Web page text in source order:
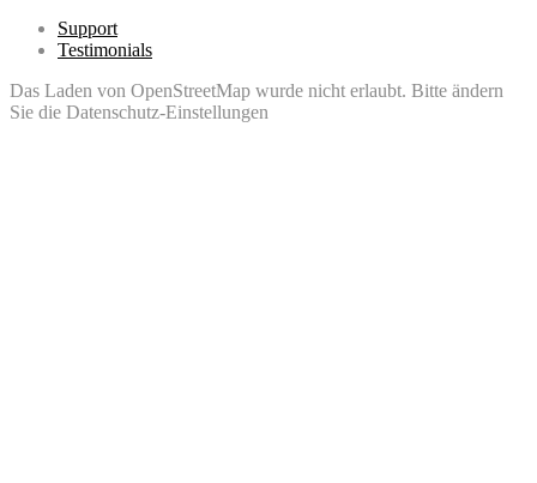
Support
Testimonials
Das Laden von OpenStreetMap wurde nicht erlaubt. Bitte ändern
Sie die Datenschutz-Einstellungen